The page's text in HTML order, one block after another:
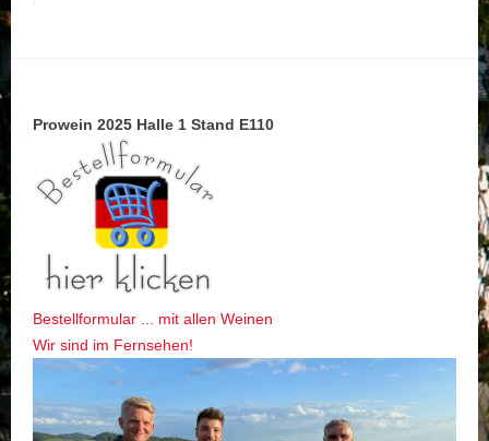
Prowein 2025 Halle 1 Stand E110
Bestellformular ... mit allen Weinen
Wir sind im Fernsehen!